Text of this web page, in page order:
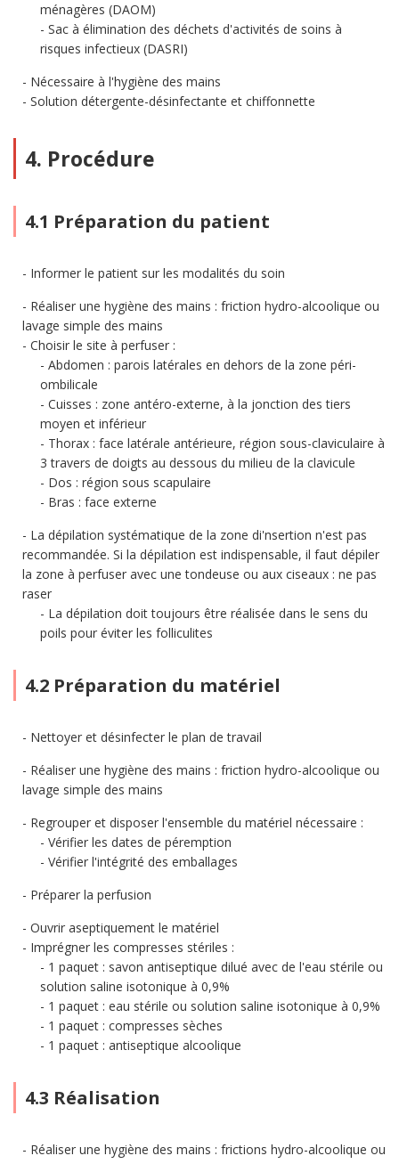
ménagères (DAOM)
Sac à élimination des déchets d'activités de soins à
risques infectieux (DASRI)
Nécessaire à l'hygiène des mains
Solution détergente-désinfectante et chiffonnette
4. Procédure
4.1 Préparation du patient
Informer le patient sur les modalités du soin
Réaliser une hygiène des mains : friction hydro-alcoolique ou
lavage simple des mains
Choisir le site à perfuser :
Abdomen : parois latérales en dehors de la zone péri-
ombilicale
Cuisses : zone antéro-externe, à la jonction des tiers
moyen et inférieur
Thorax : face latérale antérieure, région sous-claviculaire à
3 travers de doigts au dessous du milieu de la clavicule
Dos : région sous scapulaire
Bras : face externe
La dépilation systématique de la zone di'nsertion n'est pas
recommandée. Si la dépilation est indispensable, il faut dépiler
la zone à perfuser avec une tondeuse ou aux ciseaux : ne pas
raser
La dépilation doit toujours être réalisée dans le sens du
poils pour éviter les folliculites
4.2 Préparation du matériel
Nettoyer et désinfecter le plan de travail
Réaliser une hygiène des mains : friction hydro-alcoolique ou
lavage simple des mains
Regrouper et disposer l'ensemble du matériel nécessaire :
Vérifier les dates de péremption
Vérifier l'intégrité des emballages
Préparer la perfusion
Ouvrir aseptiquement le matériel
Imprégner les compresses stériles :
1 paquet : savon antiseptique dilué avec de l'eau stérile ou
solution saline isotonique à 0,9%
1 paquet : eau stérile ou solution saline isotonique à 0,9%
1 paquet : compresses sèches
1 paquet : antiseptique alcoolique
4.3 Réalisation
Réaliser une hygiène des mains : frictions hydro-alcoolique ou